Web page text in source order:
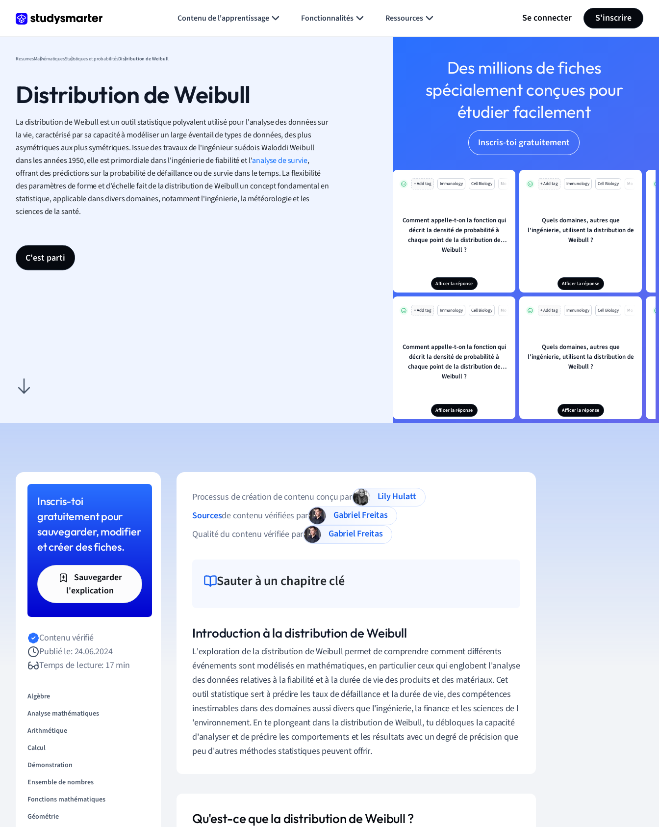
Contenu de l'apprentissage Fonctionnalités Ressources Se connecter S'inscrire
ResumesMathématiquesStatistiques et probabilitésDistribution de Weibull
Distribution de Weibull
La distribution de Weibull est un outil statistique polyvalent utilisé pour l'analyse des données sur
la vie, caractérisé par sa capacité à modéliser un large éventail de types de données, des plus
asymétriques aux plus symétriques. Issue des travaux de l'ingénieur suédois Waloddi Weibull
dans les années 1950, elle est primordiale dans l'ingénierie de fiabilité et l'analyse de survie,
offrant des prédictions sur la probabilité de défaillance ou de survie dans le temps. La flexibilité
des paramètres de forme et d'échelle fait de la distribution de Weibull un concept fondamental en
statistique, applicable dans divers domaines, notamment l'ingénierie, la météorologie et les
sciences de la santé.
C'est parti
Des millions de fiches
spécialement conçues pour
étudier facilement
Inscris-toi gratuitement
+ Add tag Immunology Cell Biology Mo
Comment appelle-t-on la fonction qui
décrit la densité de probabilité à
chaque point de la distribution de
Weibull ?
Afficer la réponse
+ Add tag Immunology Cell Biology Mo
Quels domaines, autres que
l'ingénierie, utilisent la distribution de
Weibull ?
Afficer la réponse
+ Add tag Immunology Cell Biology Mo
Comment appelle-t-on la fonction qui
décrit la densité de probabilité à
chaque point de la distribution de
Weibull ?
Afficer la réponse
+ Add tag Immunology Cell Biology Mo
Quels domaines, autres que
l'ingénierie, utilisent la distribution de
Weibull ?
Afficer la réponse
Inscris-toi
gratuitement pour
sauvegarder, modifier
et créer des fiches.
Sauvegarder
l'explication
Contenu vérifié
Publié le: 24.06.2024
Temps de lecture: 17 min
Algèbre
Analyse mathématiques
Arithmétique
Calcul
Démonstration
Ensemble de nombres
Fonctions mathématiques
Géométrie
Processus de création de contenu conçu par
Lily Hulatt
Sourcesde contenu vérifiées par
Gabriel Freitas
Qualité du contenu vérifiée par
Gabriel Freitas
Sauter à un chapitre clé
Introduction à la distribution de Weibull
L'exploration dela distribution deWeibull permetdecomprendrecommentdifférents
événements sont modélisésen mathématiques,en particulierceuxquienglobent l'analyse
desdonnées relatives à lafiabilitéetà laduréedeviedes produitsetdes matériaux. Cet
outil statistiquesert à prédire les tauxdedéfaillanceet laduréedevie,descompétences
inestimablesdans desdomaines aussidiversque l'ingénierie,la financeetles sciences de l
'environnement.En teplongeantdans ladistributiondeWeibull,tudébloques lacapacité
d'analyseretdeprédire les comportements et les résultats avec undegrédeprécision que
peud'autres méthodesstatistiques peuventoffrir.
Qu'est-ce que la distribution de Weibull ?